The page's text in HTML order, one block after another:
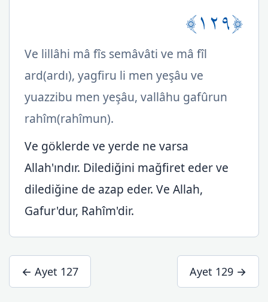
﴿١٢٩﴾
Ve lillâhi mâ fîs semâvâti ve mâ fîl
ard(ardı), yagfiru li men yeşâu ve
yuazzibu men yeşâu, vallâhu gafûrun
rahîm(rahîmun).
Ve göklerde ve yerde ne varsa
Allah'ındır. Dilediğini mağfiret eder ve
dilediğine de azap eder. Ve Allah,
Gafur'dur, Rahîm'dir.
← Ayet 127 Ayet 129 →